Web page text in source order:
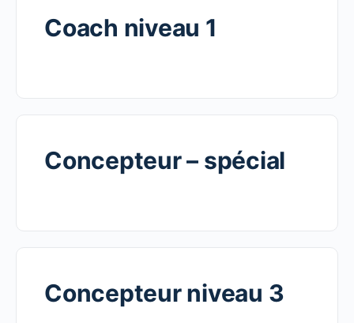
Coach niveau 1
Concepteur – spécial
Concepteur niveau 3